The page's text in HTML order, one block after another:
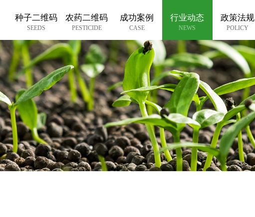
种子二维码
SEEDS
农药二维码
PESTICIDE
成功案例
CASE
行业动态
NEWS
政策法规
POLICY